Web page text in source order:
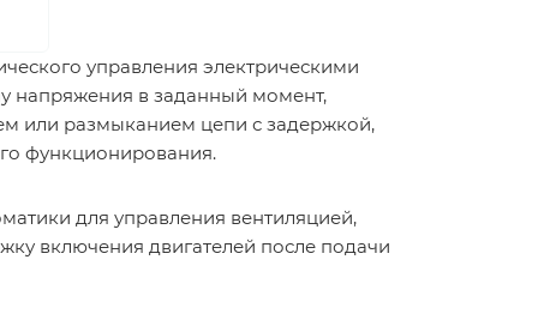
управления электрическими
напряжения в заданный момент,
или размыканием цепи с задержкой,
функционирования.
для управления вентиляцией,
включения двигателей после подачи